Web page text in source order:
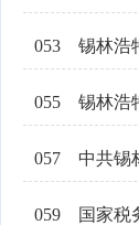
053 锡林浩
055 锡林浩
057
059 国家税